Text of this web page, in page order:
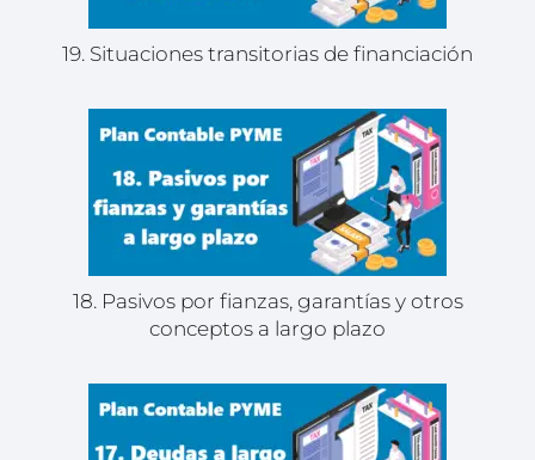
19. Situaciones transitorias de financiación
18. Pasivos por fianzas, garantías y otros
conceptos a largo plazo